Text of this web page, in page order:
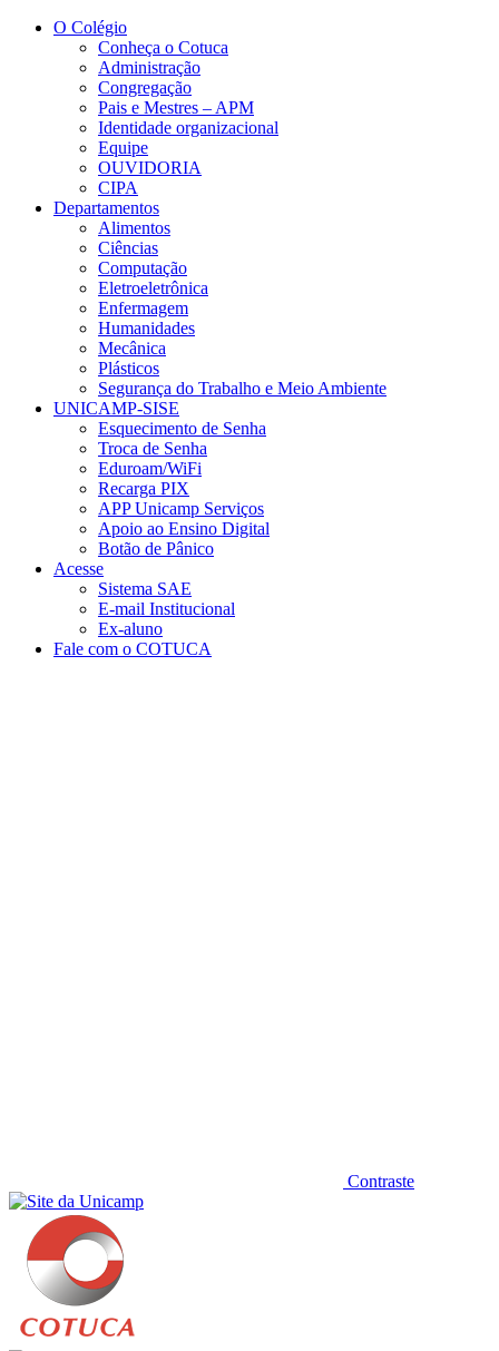
Conteúdo principal
O Colégio
Conheça o Cotuca
Administração
Congregação
Pais e Mestres – APM
Identidade organizacional
Equipe
OUVIDORIA
CIPA
Departamentos
Alimentos
Ciências
Computação
Eletroeletrônica
Enfermagem
Humanidades
Mecânica
Plásticos
Segurança do Trabalho e Meio Ambiente
UNICAMP-SISE
Esquecimento de Senha
Troca de Senha
Eduroam/WiFi
Recarga PIX
APP Unicamp Serviços
Apoio ao Ensino Digital
Botão de Pânico
Acesse
Sistema SAE
E-mail Institucional
Ex-aluno
Fale com o COTUCA
Contraste